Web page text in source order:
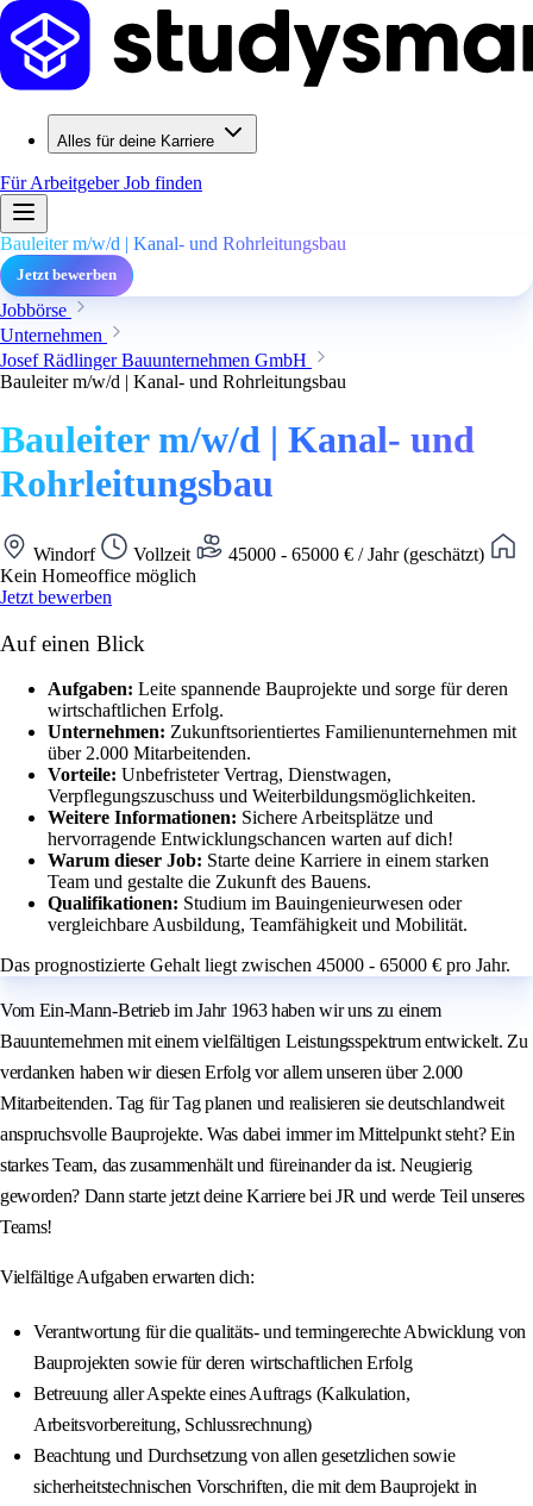
Alles für deine Karriere
Für ArbeitgeberJob finden
Bauleiter m/w/d | Kanal- und Rohrleitungsbau
Jetzt bewerben
Jobbörse
Unternehmen
Josef Rädlinger Bauunternehmen GmbH
Bauleiter m/w/d | Kanal- und Rohrleitungsbau
Bauleiter m/w/d | Kanal- und
Rohrleitungsbau
Windorf Vollzeit
45000 - 65000 € / Jahr (geschätzt)
Kein Homeoffice möglich
Jetzt bewerben
Auf einen Blick
Aufgaben: Leite spannende Bauprojekte und sorge für deren
wirtschaftlichen Erfolg.
Unternehmen: Zukunftsorientiertes Familienunternehmen mit
über 2.000 Mitarbeitenden.
Vorteile: Unbefristeter Vertrag, Dienstwagen,
Verpflegungszuschuss und Weiterbildungsmöglichkeiten.
Weitere Informationen: Sichere Arbeitsplätze und
hervorragende Entwicklungschancen warten auf dich!
Warum dieser Job: Starte deine Karriere in einem starken
Team und gestalte die Zukunft des Bauens.
Qualifikationen: Studium im Bauingenieurwesen oder
vergleichbare Ausbildung, Teamfähigkeit und Mobilität.
Das prognostizierte Gehalt liegt zwischen 45000 - 65000 € pro Jahr.
Vom Ein-Mann-Betrieb im Jahr 1963 haben wir uns zu einem
Bauunternehmen mit einem vielfältigen Leistungsspektrum entwickelt. Zu
verdanken haben wir diesen Erfolg vor allem unseren über 2.000
Mitarbeitenden. Tag für Tag planen und realisieren sie deutschlandweit
anspruchsvolle Bauprojekte. Was dabei immer im Mittelpunkt steht? Ein
starkes Team, das zusammenhält und füreinander da ist. Neugierig
geworden? Dann starte jetzt deine Karriere bei JR und werde Teil unseres
Teams!
Vielfältige Aufgaben erwarten dich:
Verantwortung für die qualitäts- und termingerechte Abwicklung von
Bauprojekten sowie für deren wirtschaftlichen Erfolg
Betreuung aller Aspekte eines Auftrags (Kalkulation,
Arbeitsvorbereitung, Schlussrechnung)
Beachtung und Durchsetzung von allen gesetzlichen sowie
sicherheitstechnischen Vorschriften, die mit dem Bauprojekt in